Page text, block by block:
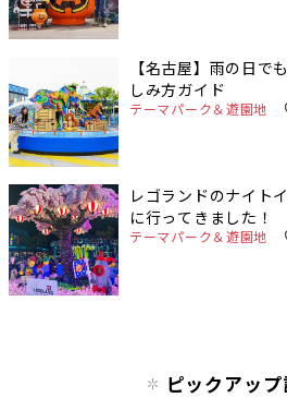
【名古屋】雨の日で
しみ方ガイド
テーマパーク＆遊園地
レゴランドのナイト
に行ってきました！
テーマパーク＆遊園地
ピックアッ